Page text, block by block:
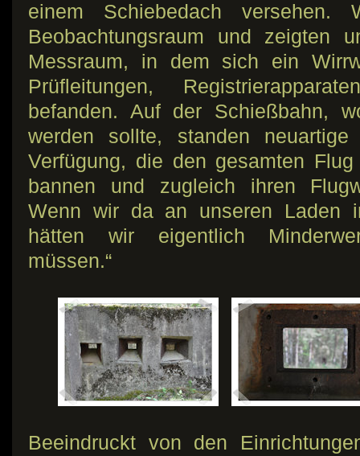
einem Schiebedach
Beobachtungsraum und zeigten
Messraum, in dem sich ein
Prüfleitungen,
befanden. Auf der Schießbahn,
werden sollte, standen
Verfügung, die den gesamten
bannen und zugleich ihren
Wenn wir da an unseren Laden
hätten wir eigentlich
müssen.“
Beeindruckt von den